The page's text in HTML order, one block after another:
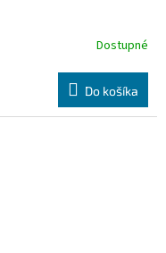
Dostupné
Do košíka